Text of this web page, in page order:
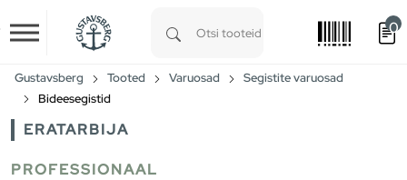
Skip to main content
0
Gustavsberg Tooted Varuosad
Segistite varuosad
Bideesegistid
ERATARBIJA
PROFESSIONAAL